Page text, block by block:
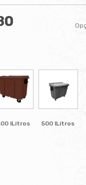
lLitros 500 lLitros